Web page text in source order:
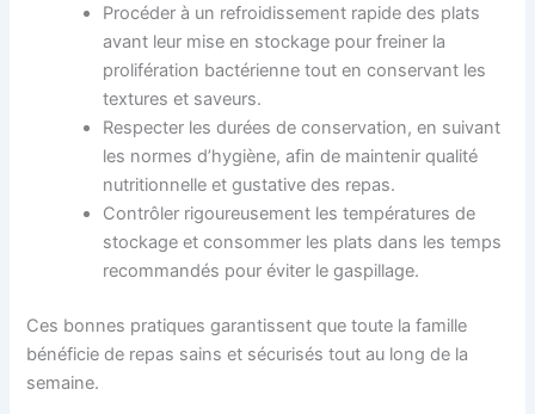
Procéder à un refroidissement rapide des plats
avant leur mise en stockage pour freiner la
prolifération bactérienne tout en conservant les
textures et saveurs.
Respecter les durées de conservation, en suivant
les normes d’hygiène, afin de maintenir qualité
nutritionnelle et gustative des repas.
Contrôler rigoureusement les températures de
stockage et consommer les plats dans les temps
recommandés pour éviter le gaspillage.
Ces bonnes pratiques garantissent que toute la famille
bénéficie de repas sains et sécurisés tout au long de la
semaine.